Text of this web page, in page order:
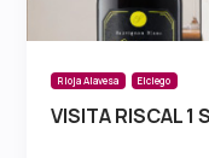
Rioja Alavesa Elciego
VISITA RISCAL